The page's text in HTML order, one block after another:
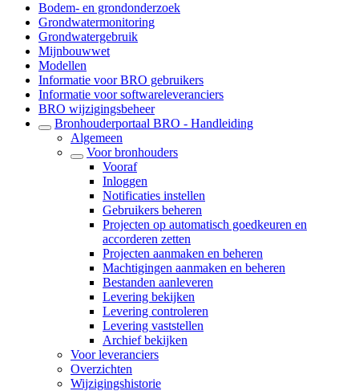
Bodem- en grondonderzoek
Grondwatermonitoring
Grondwatergebruik
Mijnbouwwet
Modellen
Informatie voor BRO gebruikers
Informatie voor softwareleveranciers
BRO wijzigingsbeheer
Bronhouderportaal BRO - Handleiding
Algemeen
Voor bronhouders
Vooraf
Inloggen
Notificaties instellen
Gebruikers beheren
Projecten op automatisch goedkeuren en
accorderen zetten
Projecten aanmaken en beheren
Machtigingen aanmaken en beheren
Bestanden aanleveren
Levering bekijken
Levering controleren
Levering vaststellen
Archief bekijken
Voor leveranciers
Overzichten
Wijzigingshistorie